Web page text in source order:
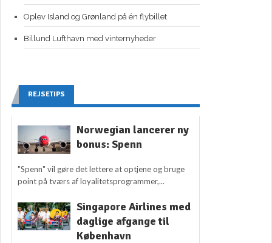
Oplev Island og Grønland på én flybillet
Billund Lufthavn med vinternyheder
REJSETIPS
Norwegian lancerer ny
bonus: Spenn
"Spenn" vil gøre det lettere at optjene og bruge
point på tværs af loyalitetsprogrammer,...
Singapore Airlines med
daglige afgange til
København